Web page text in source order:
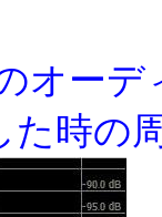
オー
た時の